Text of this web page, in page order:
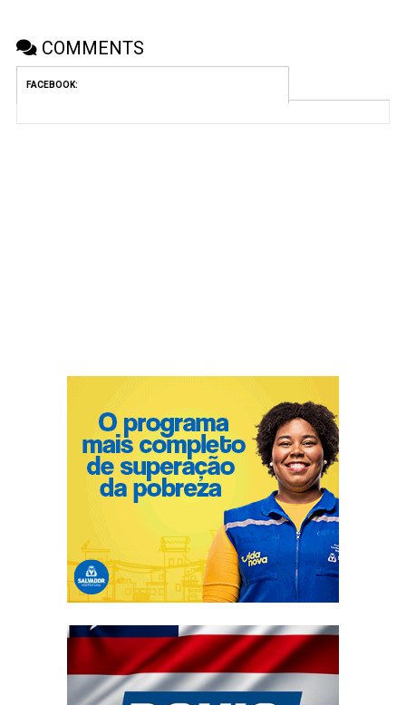
COMMENTS
FACEBOOK: